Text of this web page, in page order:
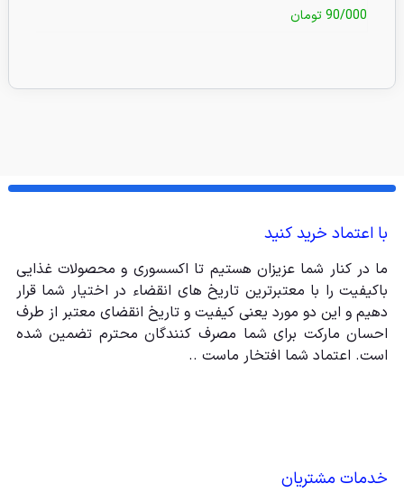
90/000تومان
با اعتماد خرید کنید
ما در کنار شما عزیزان هستیم تا اکسسوری و محصولات غذایی
باکیفیت را با معتبرترین تاریخ های انقضاء در اختیار شما قرار
دهیم و این دو مورد یعنی کیفیت و تاریخ انقضای معتبر از طرف
احسان مارکت برای شما مصرف کنندگان محترم تضمین شده
است. اعتماد شما افتخار ماست ..
خدمات مشتریان